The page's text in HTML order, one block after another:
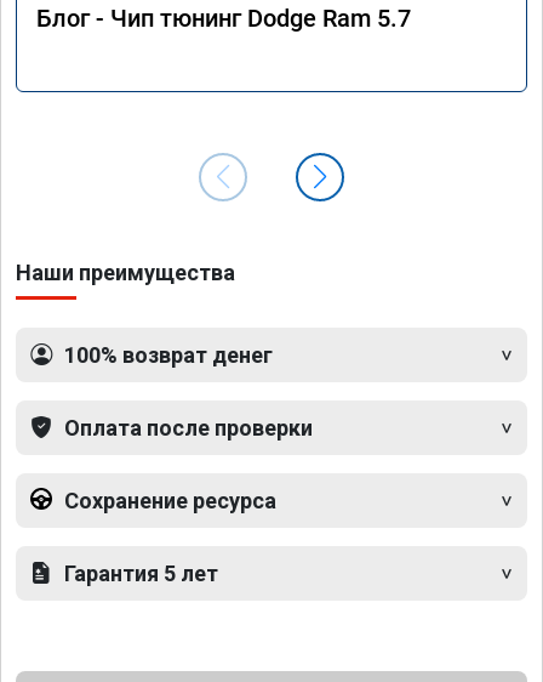
Блог - Чип тюнинг Dodge Ram 5.7
Наши преимущества
100% возврат денег
Оплата после проверки
Сохранение ресурса
Гарантия 5 лет